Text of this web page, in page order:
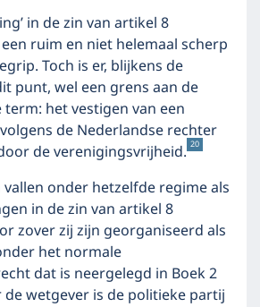
in de zin van artikel 8
ruim en niet helemaal scherp
Toch is er, blijkens de
punt, wel een grens aan de
het vestigen van een
de Nederlandse rechter
de verenigingsvrijheid. 20
onder hetzelfde regime als
in de zin van artikel 8
zover zij zijn georganiseerd als
het normale
dat is neergelegd in Boek 2
de wetgever is de politieke partij